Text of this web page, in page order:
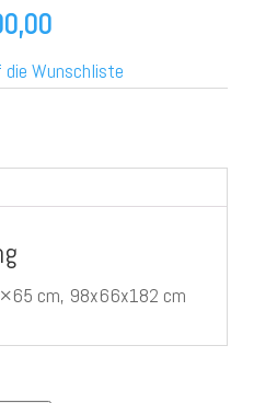
Aktueller
Preis
ist:
die Wunschliste
cm, 98x66x182 cm